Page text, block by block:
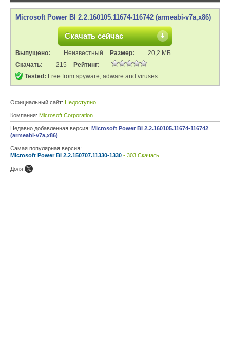
Microsoft Power BI 2.2.160105.11674-116742 (armeabi-v7a,x86)
Скачать сейчас
Выпущено: Неизвестный Размер:
20,2 МБ
Скачать:
215
Рейтинг:
Tested: Free from spyware, adware and viruses
Официальный сайт: Недоступно
Компания: Microsoft Corporation
Недавно добавленная версия: Microsoft Power BI 2.2.160105.11674-116742
(armeabi-v7a,x86)
Самая популярная версия:
Microsoft Power BI 2.2.150707.11330-1330 - 303 Скачать
Доля: